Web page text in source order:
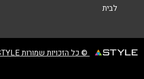
לבית
© כל הזכויות שמורות STYLE ניהול מועדוני לקוחות